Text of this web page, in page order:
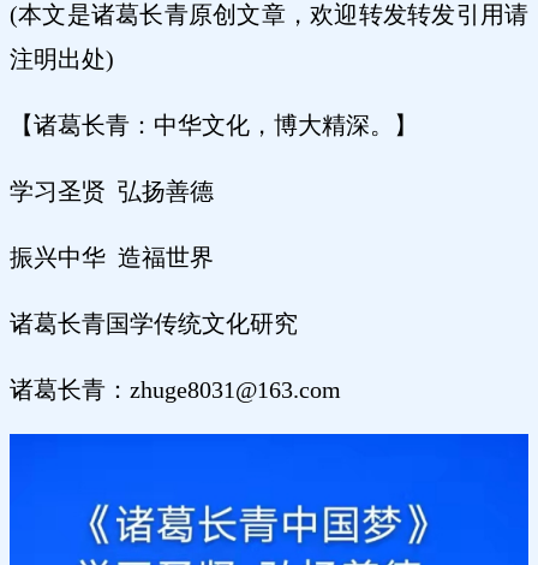
(本文是诸葛长青原创文章，欢迎转发转发引用请
注明出处)
【诸葛长青：中华文化，博大精深。】
学习圣贤 弘扬善德
振兴中华 造福世界
诸葛长青国学传统文化研究
诸葛长青：zhuge8031@163.com